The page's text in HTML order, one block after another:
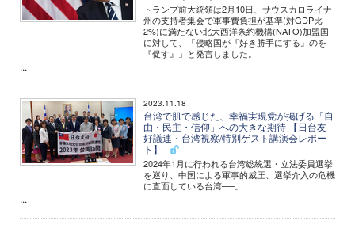
トランプ前大統領は2月10日、サウスカロライナ
州の支持者集会で軍事費負担が基準(対GDP比
2%)に満たない北大西洋条約機構(NATO)加盟国
に対して、「侵略国が『好き勝手にする』のを
『促す』」と発言しました。
...
2023.11.18
台湾で肌で感じた、幸福実現党が掲げる「自
由・民主・信仰」への大きな期待 【日台友
好議連・台湾視察/特別ゲスト講演会レポー
ト】
2024年1月に行われる台湾総統選・立法委員選挙
を巡り、中国による軍事的威圧、選挙介入の危機
に直面している台湾──。
...